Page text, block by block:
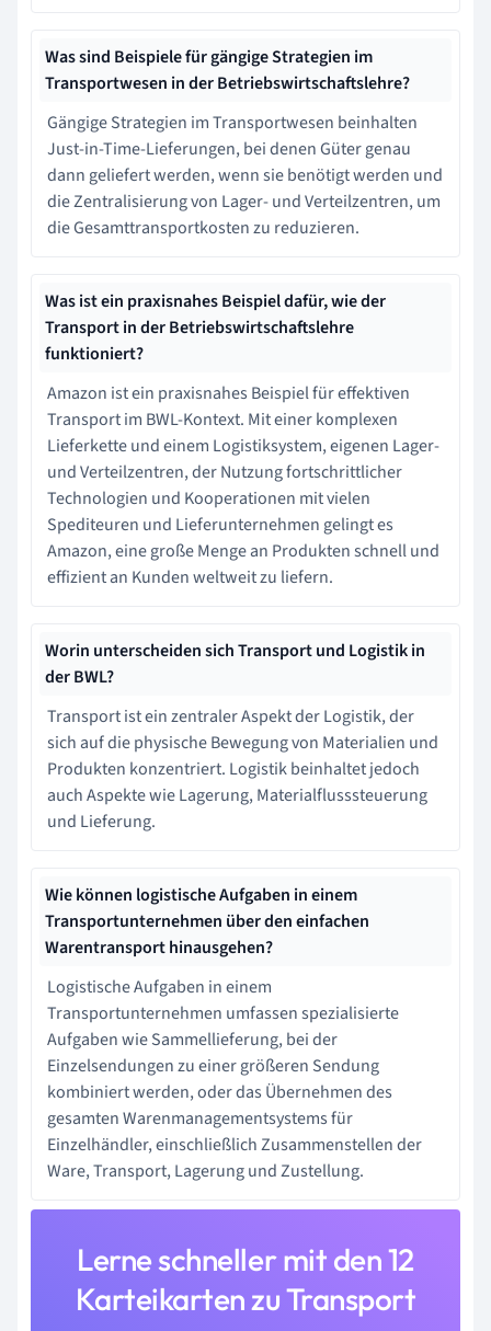
Was sind Beispiele für gängige Strategien im
Transportwesen in der Betriebswirtschaftslehre?
Gängige Strategien im Transportwesen beinhalten
Just-in-Time-Lieferungen, bei denen Güter genau
dann geliefert werden, wenn sie benötigt werden und
die Zentralisierung von Lager- und Verteilzentren, um
die Gesamttransportkosten zu reduzieren.
Was ist ein praxisnahes Beispiel dafür, wie der
Transport in der Betriebswirtschaftslehre
funktioniert?
Amazon ist ein praxisnahes Beispiel für effektiven
Transport im BWL-Kontext. Mit einer komplexen
Lieferkette und einem Logistiksystem, eigenen Lager-
und Verteilzentren, der Nutzung fortschrittlicher
Technologien und Kooperationen mit vielen
Spediteuren und Lieferunternehmen gelingt es
Amazon, eine große Menge an Produkten schnell und
effizient an Kunden weltweit zu liefern.
Worin unterscheiden sich Transport und Logistik in
der BWL?
Transport ist ein zentraler Aspekt der Logistik, der
sich auf die physische Bewegung von Materialien und
Produkten konzentriert. Logistik beinhaltet jedoch
auch Aspekte wie Lagerung, Materialflusssteuerung
und Lieferung.
Wie können logistische Aufgaben in einem
Transportunternehmen über den einfachen
Warentransport hinausgehen?
Logistische Aufgaben in einem
Transportunternehmen umfassen spezialisierte
Aufgaben wie Sammellieferung, bei der
Einzelsendungen zu einer größeren Sendung
kombiniert werden, oder das Übernehmen des
gesamten Warenmanagementsystems für
Einzelhändler, einschließlich Zusammenstellen der
Ware, Transport, Lagerung und Zustellung.
Lerne schneller mit den 12
Karteikarten zu Transport